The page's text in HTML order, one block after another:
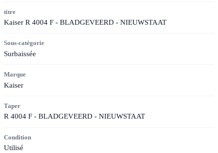
titre
Kaiser R 4004 F - BLADGEVEERD - NIEUWSTAAT
Sous-catégorie
Surbaissée
Marque
Kaiser
Taper
R 4004 F - BLADGEVEERD - NIEUWSTAAT
Condition
Utilisé